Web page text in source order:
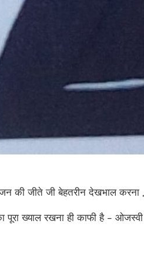
की जीते जी बेहतरीन देखभाल करना ,
पूरा ख्याल रखना ही काफी है – ओजस्वी